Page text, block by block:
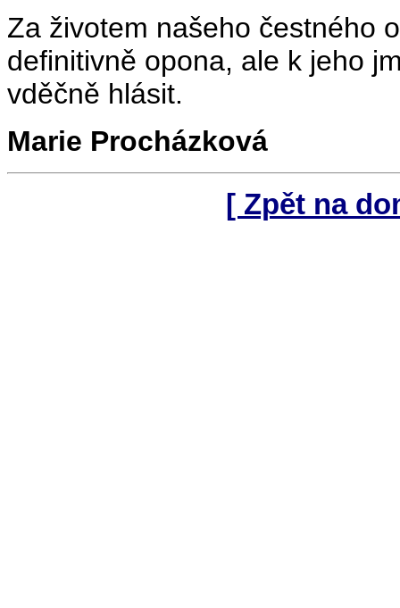
Za životem našeho čestného
definitivně opona, ale k jeho
vděčně hlásit.
Marie Procházková
[ Zpět na